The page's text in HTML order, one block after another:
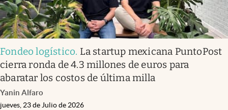
Fondeo logístico. La startup mexicana PuntoPost
cierra ronda de 4.3 millones de euros para
abaratar los costos de última milla
Yanin Alfaro
jueves, 23 de Julio de 2026